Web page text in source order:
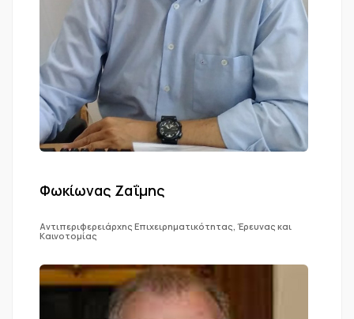
Φωκίωνας Ζαΐμης
Αντιπεριφερειάρχης Επιχειρηματικότητας, Έρευνας και
Καινοτομίας